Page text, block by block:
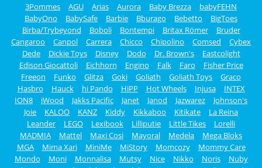
3Pommes AGU Arias Aurora Baby Brezza
babyFEHN
BabyOno
BabySafe Barbie Bburago Bebetto
BigToes
Birba/Trybeyond
Boboli Bontempi Britax Römer
Bruder
Cangaroo
Canpol Carrera Chicco Chipolino Comsed
Cybex
Dede
Dickie Toys Disney Dodo Dr. Brown's
Eastcolight
Edison Giocattoli
Eichhorn Engino Falk Faro
Fisher Price
Freeon
Funko Glitza Goki Goliath Goliath Toys
Graco
Hasbro
Hauck hi Pando HiPP Hot Wheels Injusa
INTEX
ION8
iWood Jakks Pacific Janet Janod Jazwarez
Johnson's
Joie
KALOO KANZ Kiddy Kikkaboo Kitikate
La Reina
Leander
LEGO Lexibook Lilliputie Little Tikes
Lorelli
MADMIA
Mattel Maxi Cosi Mayoral Medela
Mega Bloks
MGA
Mima Xari MiniMe MiStory Momcozy
Mommy Care
Mondo
Moni Monnalisa Mutsy Nice Nikko Noris
Nuby